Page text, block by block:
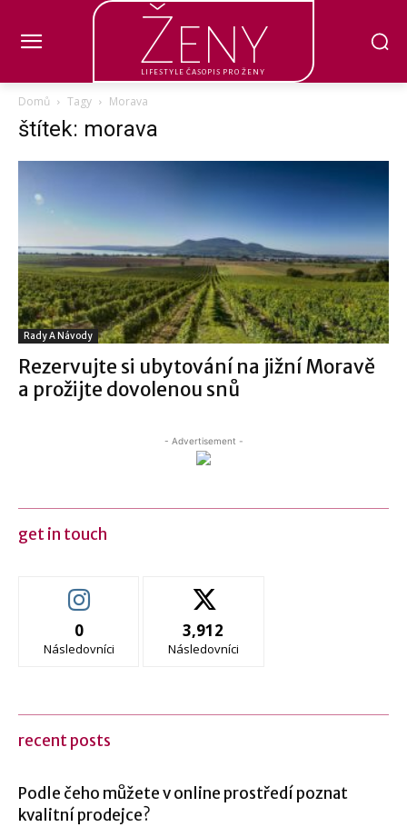
Ženy
LIFESTYLE ČASOPIS PRO ŽENY
Domů Tagy Morava
štítek: morava
Rady A Návody
Rezervujte si ubytování na jižní Moravě
a prožijte dovolenou snů
- Advertisement -
get in touch
0
Následovníci
3,912
Následovníci
recent posts
Podle čeho můžete v online prostředí poznat
kvalitní prodejce?